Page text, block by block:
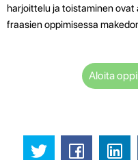
harjoittelu ja toistaminen ovat
fraasien oppimisessa
Aloita